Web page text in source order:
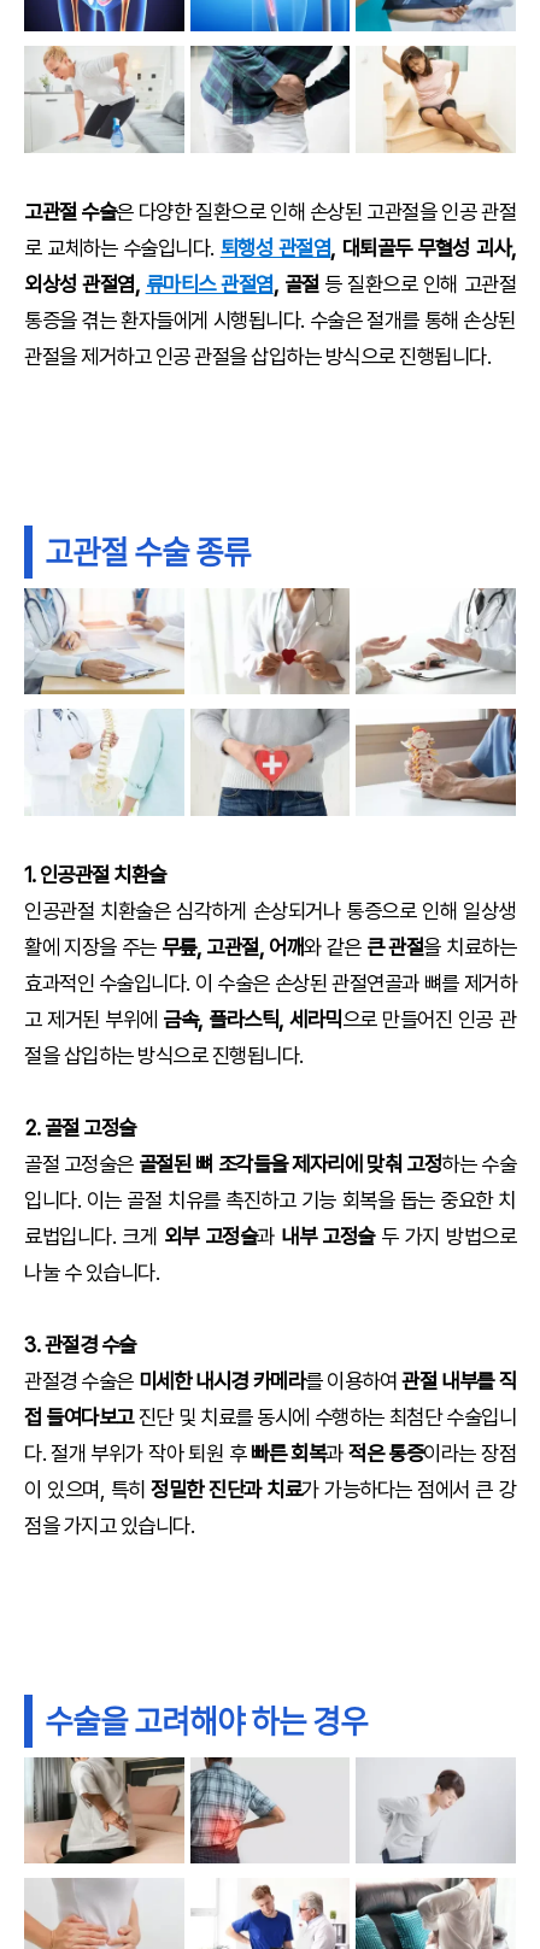
고관절 수술은 다양한 질환으로 인해 손상된 고관절을 인공 관절
로 교체하는 수술입니다. 퇴행성 관절염, 대퇴골두 무혈성 괴사,
외상성 관절염, 류마티스 관절염, 골절 등 질환으로 인해 고관절
통증을 겪는 환자들에게 시행됩니다. 수술은 절개를 통해 손상된
관절을 제거하고 인공 관절을 삽입하는 방식으로 진행됩니다.
고관절 수술 종류
1. 인공관절 치환술
인공관절 치환술은 심각하게 손상되거나 통증으로 인해 일상생
활에 지장을 주는 무릎, 고관절, 어깨와 같은큰 관절을 치료하는
효과적인 수술입니다. 이 수술은 손상된 관절연골과 뼈를 제거하
고 제거된 부위에 금속, 플라스틱, 세라믹으로 만들어진 인공 관
절을 삽입하는 방식으로 진행됩니다.
2. 골절 고정술
골절 고정술은골절된 뼈 조각들을 제자리에 맞춰 고정하는 수술
입니다. 이는 골절 치유를 촉진하고 기능 회복을 돕는 중요한 치
료법입니다. 크게 외부 고정술과 내부 고정술두 가지 방법으로
나눌 수 있습니다.
3. 관절경 수술
관절경 수술은 미세한 내시경 카메라를 이용하여관절 내부를 직
접 들여다보고진단 및 치료를 동시에 수행하는 최첨단 수술입니
다. 절개 부위가 작아 퇴원 후빠른 회복과적은 통증이라는 장점
이 있으며, 특히정밀한 진단과 치료가 가능하다는 점에서 큰 강
점을 가지고 있습니다.
수술을 고려해야 하는 경우